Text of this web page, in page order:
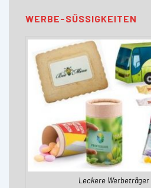
WERBE-SÜSSIGKEITEN
Leckere Werbeträger